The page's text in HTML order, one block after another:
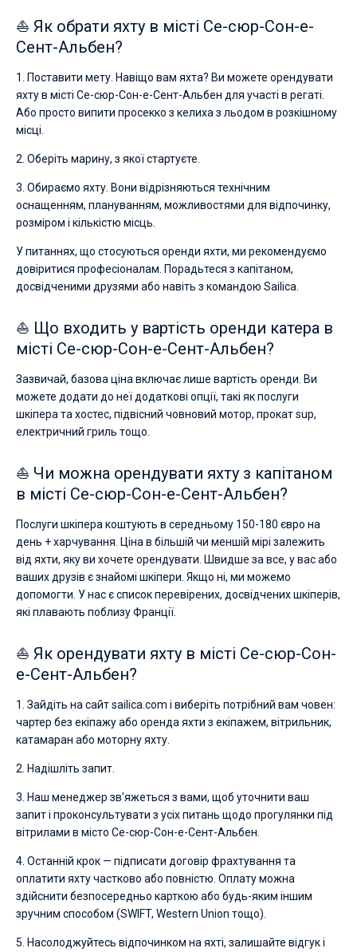
⛵ Як обрати яхту в місті Се-сюр-Сон-е-
Сент-Альбен?
1. Поставити мету. Навіщо вам яхта? Ви можете орендувати
яхту в місті Се-сюр-Сон-е-Сент-Альбен для участі в регаті.
Або просто випити просекко з келиха з льодом в розкішному
місці.
2. Оберіть марину, з якої стартуєте.
3. Обираємо яхту. Вони відрізняються технічним
оснащенням, плануванням, можливостями для відпочинку,
розміром і кількістю місць.
У питаннях, що стосуються оренди яхти, ми рекомендуємо
довіритися професіоналам. Порадьтеся з капітаном,
досвідченими друзями або навіть з командою Sailica.
⛵ Що входить у вартість оренди катера в
місті Се-сюр-Сон-е-Сент-Альбен?
Зазвичай, базова ціна включає лише вартість оренди. Ви
можете додати до неї додаткові опції, такі як послуги
шкіпера та хостес, підвісний човновий мотор, прокат sup,
електричний гриль тощо.
⛵ Чи можна орендувати яхту з капітаном
в місті Се-сюр-Сон-е-Сент-Альбен?
Послуги шкіпера коштують в середньому 150-180 євро на
день + харчування. Ціна в більшій чи меншій мірі залежить
від яхти, яку ви хочете орендувати. Швидше за все, у вас або
ваших друзів є знайомі шкіпери. Якщо ні, ми можемо
допомогти. У нас є список перевірених, досвідчених шкіперів,
які плавають поблизу Франції.
⛵ Як орендувати яхту в місті Се-сюр-Сон-
е-Сент-Альбен?
1. Зайдіть на сайт sailica.com і виберіть потрібний вам човен:
чартер без екіпажу або оренда яхти з екіпажем, вітрильник,
катамаран або моторну яхту.
2. Надішліть запит.
3. Наш менеджер зв'яжеться з вами, щоб уточнити ваш
запит і проконсультувати з усіх питань щодо прогулянки під
вітрилами в місто Се-сюр-Сон-е-Сент-Альбен.
4. Останній крок — підписати договір фрахтування та
оплатити яхту частково або повністю. Оплату можна
здійснити безпосередньо карткою або будь-яким іншим
зручним способом (SWIFT, Western Union тощо).
5. Насолоджуйтесь відпочинком на яхті, залишайте відгук і